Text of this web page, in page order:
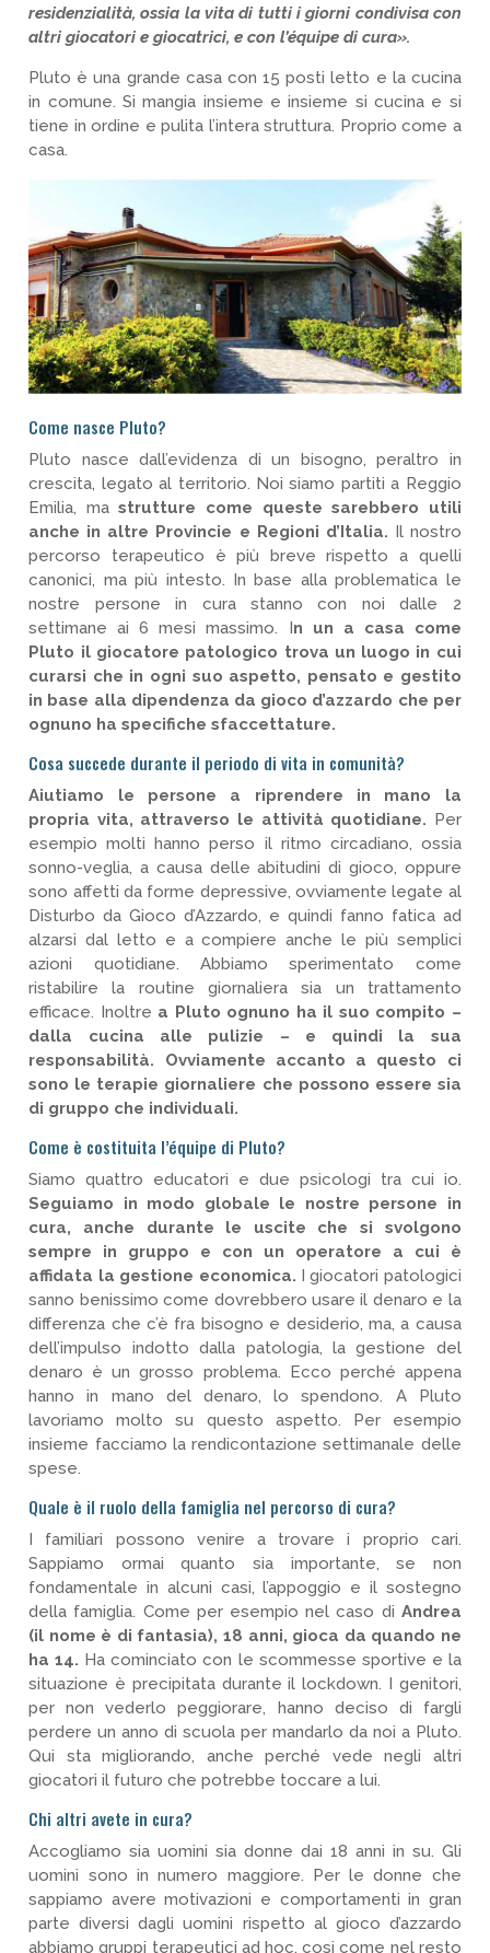
residenzialità, ossia la vita di tutti i giorni condivisa con
altri giocatori e giocatrici, e con l’équipe di cura».
Pluto è una grande casa con 15 posti letto e la cucina
in comune. Si mangia insieme e insieme si cucina e si
tiene in ordine e pulita l’intera struttura. Proprio come a
casa.
Come nasce Pluto?
Pluto nasce dall’evidenza di un bisogno, peraltro in
crescita, legato al territorio. Noi siamo partiti a Reggio
Emilia, mastrutture come queste sarebbero utili
anche in altre Provincie e Regioni d’Italia. Il nostro
percorso terapeutico è più breve rispetto a quelli
canonici, ma più intesto. In base alla problematica le
nostre persone in cura stanno con noi dalle 2
settimane ai 6 mesi massimo. In un a casa come
Pluto il giocatore patologico trova un luogo in cui
curarsi che in ogni suo aspetto, pensato e gestito
in base alla dipendenza da gioco d’azzardo che per
ognuno ha specifiche sfaccettature.
Cosa succede durante il periodo di vita in comunità?
Aiutiamo le persone a riprendere in mano la
propria vita, attraverso le attività quotidiane. Per
esempio molti hanno perso il ritmo circadiano, ossia
sonno-veglia, a causa delle abitudini di gioco, oppure
sono affetti da forme depressive, ovviamente legate al
Disturbo da Gioco d’Azzardo, e quindi fanno fatica ad
alzarsi dal letto e a compiere anche le più semplici
azioni quotidiane. Abbiamo sperimentato come
ristabilire la routine giornaliera sia un trattamento
efficace. Inoltre a Pluto ognuno ha il suo compito –
dalla cucina alle pulizie – e quindi la sua
responsabilità. Ovviamente accanto a questo ci
sono le terapie giornaliere che possono essere sia
di gruppo che individuali.
Come è costituita l’équipe di Pluto?
Siamo quattro educatori e due psicologi tra cui io.
Seguiamo in modo globale le nostre persone in
cura, anche durante le uscite che si svolgono
sempre in gruppo e con un operatore a cui è
affidata la gestione economica. I giocatori patologici
sanno benissimo come dovrebbero usare il denaro e la
differenza che c’è fra bisogno e desiderio, ma, a causa
dell’impulso indotto dalla patologia, la gestione del
denaro è un grosso problema. Ecco perché appena
hanno in mano del denaro, lo spendono. A Pluto
lavoriamo molto su questo aspetto. Per esempio
insieme facciamo la rendicontazione settimanale delle
spese.
Quale è il ruolo della famiglia nel percorso di cura?
I familiari possono venire a trovare i proprio cari.
Sappiamo ormai quanto sia importante, se non
fondamentale in alcuni casi, l’appoggio e il sostegno
della famiglia. Come per esempio nel caso di Andrea
(il nome è di fantasia), 18 anni, gioca da quando ne
ha 14. Ha cominciato con le scommesse sportive e la
situazione è precipitata durante il lockdown. I genitori,
per non vederlo peggiorare, hanno deciso di fargli
perdere un anno di scuola per mandarlo da noi a Pluto.
Qui sta migliorando, anche perché vede negli altri
giocatori il futuro che potrebbe toccare a lui.
Chi altri avete in cura?
Accogliamo sia uomini sia donne dai 18 anni in su. Gli
uomini sono in numero maggiore. Per le donne che
sappiamo avere motivazioni e comportamenti in gran
parte diversi dagli uomini rispetto al gioco d’azzardo
abbiamo gruppi terapeutici ad hoc, cosi come nel resto